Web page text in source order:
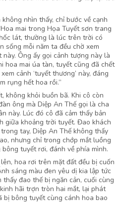
nhìn thấy, chỉ bước về cạnh
mai trong Họa Tuyết sơn trang
lát, thường là lúc trên trời có
sống mỗi năm ta đều chờ xem
Ông ấy gọi cảnh tượng này là
hoa mai úa tàn, tuyết cũng đã chết
cảnh ‘tuyết thương’ này, đáng
rụng hết hoa rồi.”
không khỏi buồn bã. Khi cô còn
ông mà Diệp An Thế gọi là cha
này. Lúc đó cô đã cảm thấy bản
giữa khoảng trời tuyết. Đao khách
tay, Diệp An Thế không thấy
nhưng chỉ trong chớp mắt luồng
tuyết rơi, đánh về phía mình.
hoa rơi trên mặt đất đều bị cuốn
sáng màu đen yêu dị kia lập tức
đao thế bị ngăn cản, cuối cùng
hãi trợn tròn hai mắt, lại phát
bị bông tuyết cùng cánh hoa bao